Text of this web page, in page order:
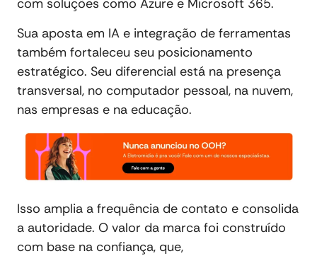
com soluções como Azure e Microsoft 365.
Sua aposta em IA e integração de ferramentas
também fortaleceu seu posicionamento
estratégico. Seu diferencial está na presença
transversal, no computador pessoal, na nuvem,
nas empresas e na educação.
Isso amplia a frequência de contato e consolida
a autoridade. O valor da marca foi construído
com base na confiança, que,